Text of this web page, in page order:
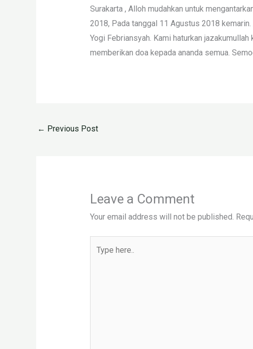
Surakarta , Alloh mudahkan untuk
2018, Pada tanggal 11 Agustus 2018
Yogi Febriansyah. Kami haturkan
memberikan doa kepada ananda semua.
← Previous Post
Leave a Comment
Your email address will not be published.